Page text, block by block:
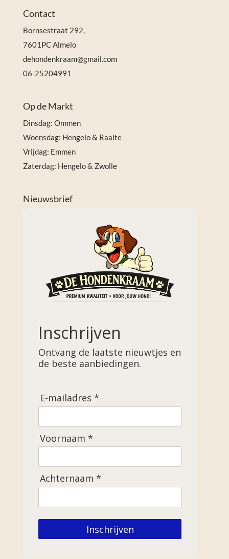
Contact
Bornsestraat 292,
7601PC Almelo
dehondenkraam@gmail.com
06-25204991
Op de Markt
Dinsdag: Ommen
Woensdag: Hengelo & Raalte
Vrijdag: Emmen
Zaterdag: Hengelo & Zwolle
Nieuwsbrief
Inschrijven
Ontvang de laatste nieuwtjes en
de beste aanbiedingen.
E-mailadres *
Voornaam *
Achternaam *
Inschrijven